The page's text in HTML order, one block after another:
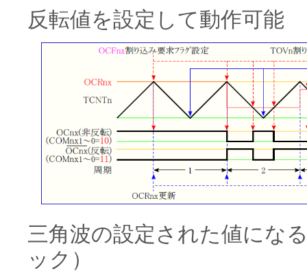
反転値を設定して動作可能
三角波の設定された値にな
ック）